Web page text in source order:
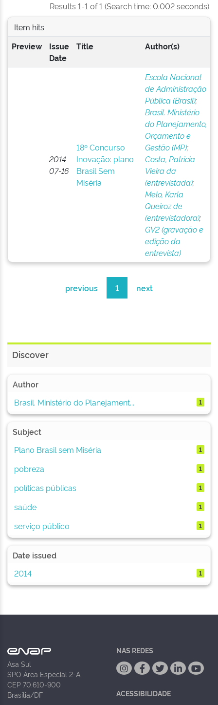
Results 1-1 of 1 (Search time: 0.002 seconds).
Item hits:
Preview
Issue
Date
Title Author(s)
2014-
07-16
18º Concurso
Inovação: plano
Brasil Sem
Miséria
Escola Nacional
de Administração
Pública (Brasil);
Brasil. Ministério
do Planejamento,
Orçamento e
Gestão (MP);
Costa, Patricia
Vieira da
(entrevistada);
Melo, Karla
Queiroz de
(entrevistadora);
GV2 (gravação e
edição da
entrevista)
previous 1 next
Discover
Author
Brasil. Ministério do Planejament...
1
Subject
Plano Brasil sem Miséria
1
pobreza 1
políticas públicas 1
saúde 1
serviço público 1
Date issued
2014
1
Asa Sul
SPO Área Especial 2-A
CEP 70.610-900
Brasília/DF
NAS REDES
ACESSIBILIDADE